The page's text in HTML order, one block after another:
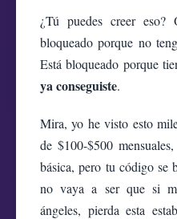
¿Tú puedes creer
bloqueado porque no
Está bloqueado porque
ya conseguiste.
Mira, yo he visto esto
de $100-$500
básica, pero tu código se
no vaya a ser que si
ángeles, pierda esta